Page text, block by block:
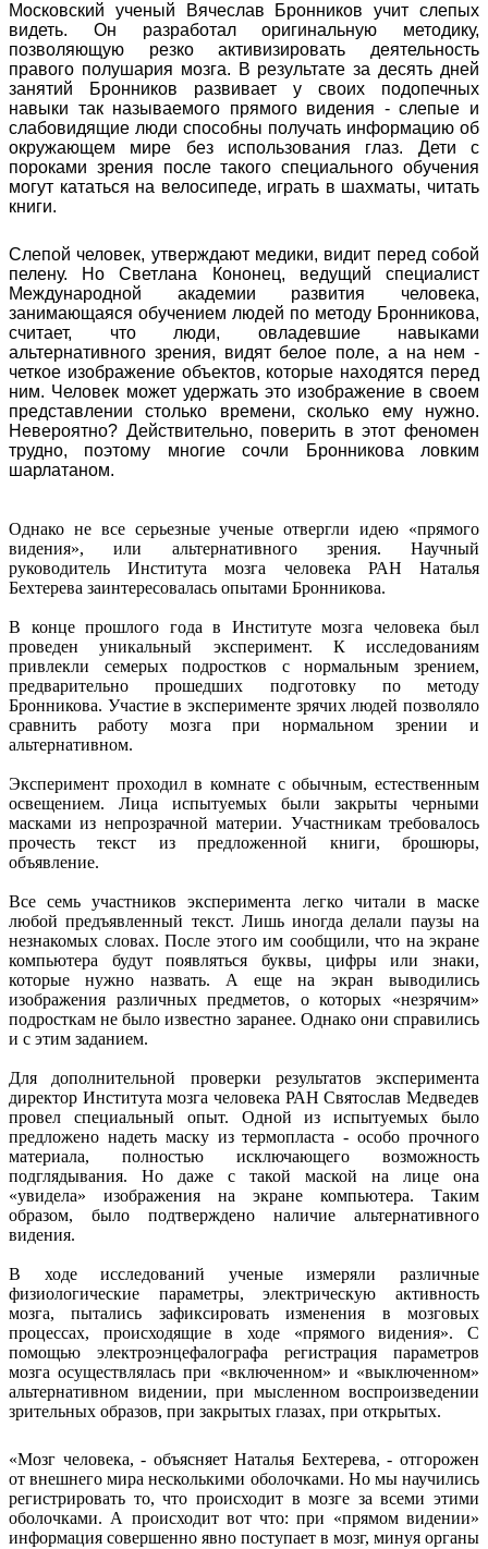
Московский ученый Вячеслав Бронников учит слепых
видеть. Он разработал оригинальную методику,
позволяющую резко активизировать деятельность
правого полушария мозга. В результате за десять дней
занятий Бронников развивает у своих подопечных
навыки так называемого прямого видения - слепые и
слабовидящие люди способны получать информацию об
окружающем мире без использования глаз. Дети с
пороками зрения после такого специального обучения
могут кататься на велосипеде, играть в шахматы, читать
книги.
Слепой человек, утверждают медики, видит перед собой
пелену. Но Светлана Кононец, ведущий специалист
Международной академии развития человека,
занимающаяся обучением людей по методу Бронникова,
считает, что люди, овладевшие навыками
альтернативного зрения, видят белое поле, а на нем -
четкое изображение объектов, которые находятся перед
ним. Человек может удержать это изображение в своем
представлении столько времени, сколько ему нужно.
Невероятно? Действительно, поверить в этот феномен
трудно, поэтому многие сочли Бронникова ловким
шарлатаном.
Однако не все серьезные ученые отвергли идею «прямого
видения», или альтернативного зрения. Научный
руководитель Института мозга человека РАН Наталья
Бехтерева заинтересовалась опытами Бронникова.
В конце прошлого года в Институте мозга человека был
проведен уникальный эксперимент. К исследованиям
привлекли семерых подростков с нормальным зрением,
предварительно прошедших подготовку по методу
Бронникова. Участие в эксперименте зрячих людей позволяло
сравнить работу мозга при нормальном зрении и
альтернативном.
Эксперимент проходил в комнате с обычным, естественным
освещением. Лица испытуемых были закрыты черными
масками из непрозрачной материи. Участникам требовалось
прочесть текст из предложенной книги, брошюры,
объявление.
Все семь участников эксперимента легко читали в маске
любой предъявленный текст. Лишь иногда делали паузы на
незнакомых словах. После этого им сообщили, что на экране
компьютера будут появляться буквы, цифры или знаки,
которые нужно назвать. А еще на экран выводились
изображения различных предметов, о которых «незрячим»
подросткам не было известно заранее. Однако они справились
и с этим заданием.
Для дополнительной проверки результатов эксперимента
директор Института мозга человека РАН Святослав Медведев
провел специальный опыт. Одной из испытуемых было
предложено надеть маску из термопласта - особо прочного
материала, полностью исключающего возможность
подглядывания. Но даже с такой маской на лице она
«увидела» изображения на экране компьютера. Таким
образом, было подтверждено наличие альтернативного
видения.
В ходе исследований ученые измеряли различные
физиологические параметры, электрическую активность
мозга, пытались зафиксировать изменения в мозговых
процессах, происходящие в ходе «прямого видения». С
помощью электроэнцефалографа регистрация параметров
мозга осуществлялась при «включенном» и «выключенном»
альтернативном видении, при мысленном воспроизведении
зрительных образов, при закрытых глазах, при открытых.
«Мозг человека, - объясняет Наталья Бехтерева, - отгорожен
от внешнего мира несколькими оболочками. Но мы научились
регистрировать то, что происходит в мозге за всеми этими
оболочками. А происходит вот что: при «прямом видении»
информация совершенно явно поступает в мозг, минуя органы